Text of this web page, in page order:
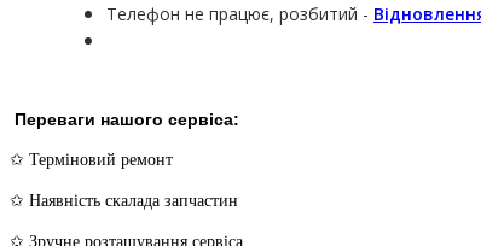
Телефон не працює, розбитий -
Переваги нашого сервіса:
✩ Терміновий ремонт
✩ Наявність скалада запчастин
✩ Зручне розташування сервіса